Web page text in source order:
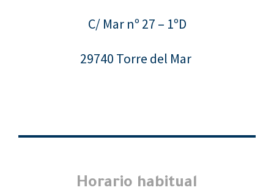
C/ Mar nº 27 – 1ºD
29740 Torre del Mar
Horario habitual